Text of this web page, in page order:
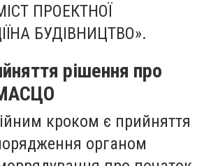
ПРОЕКТНОЇ
БУДІВНИЦТВО».
рішення про
кроком є прийняття
органом